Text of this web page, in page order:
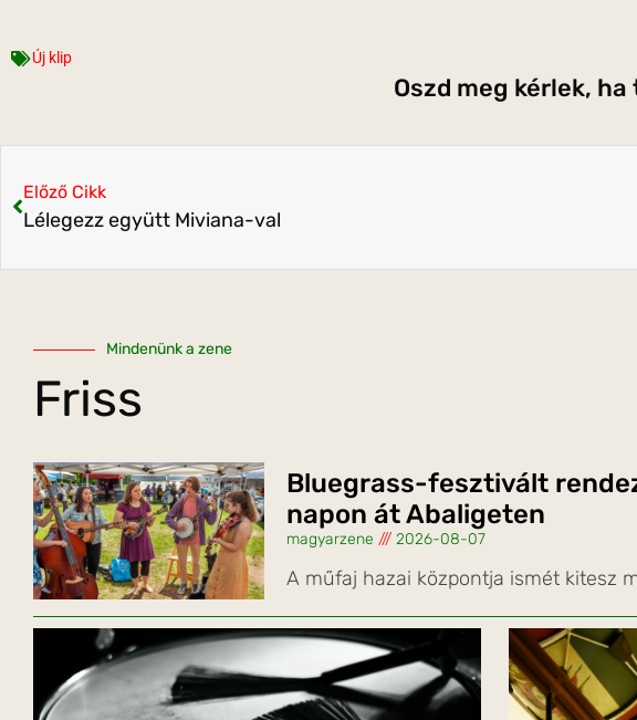
Új klip
Oszd meg kérlek,
Előző Cikk
Lélegezz együtt Miviana-val
Mindenünk a zene
Friss
Bluegrass-fesztivált
napon át Abaligeten
magyarzene 2026-08-07
A műfaj hazai központja ismét kitesz